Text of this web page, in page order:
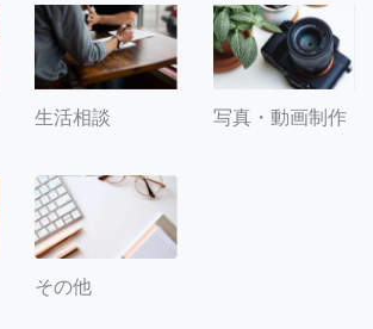
生活相談 写真・動画制作
その他